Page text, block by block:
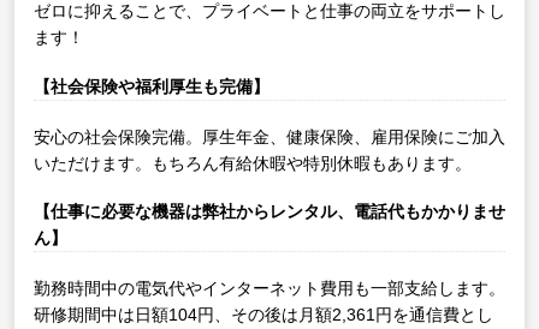
ゼロに抑えることで、プライベートと仕事の両立をサポートし
ます！
【社会保険や福利厚生も完備】
安心の社会保険完備。厚生年金、健康保険、雇用保険にご加入
いただけます。もちろん有給休暇や特別休暇もあります。
【仕事に必要な機器は弊社からレンタル、電話代もかかりませ
ん】
勤務時間中の電気代やインターネット費用も一部支給します。
研修期間中は日額104円、その後は月額2,361円を通信費とし